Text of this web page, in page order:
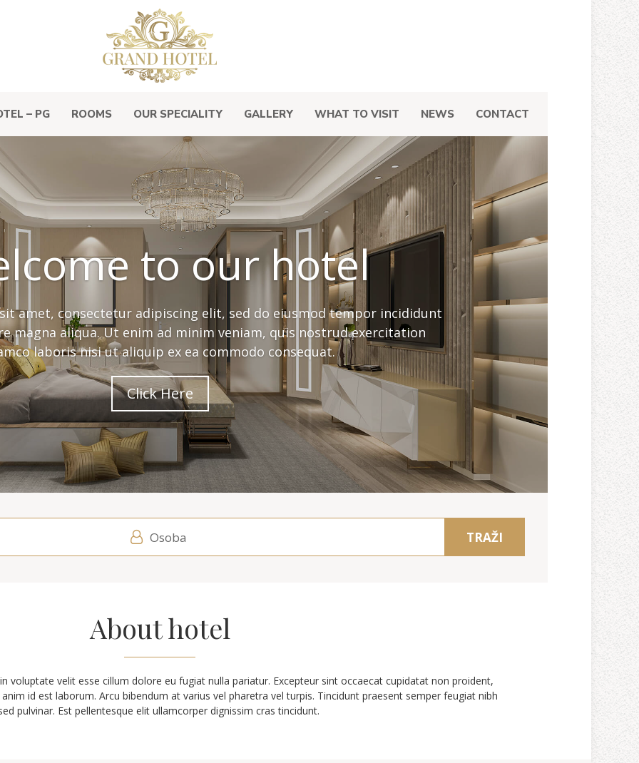
– PG ROOMS OUR SPECIALITY GALLERY WHAT TO VISIT NEWS CONTACT
to our hotel
amet, consectetur adipiscing elit, sed do eiusmod tempor incididunt
magna aliqua. Ut enim ad minim veniam, quis nostrud exercitation
laboris nisi ut aliquip ex ea commodo consequat.
Click Here
Osoba TRAŽI
About hotel
voluptate velit esse cillum dolore eu fugiat nulla pariatur. Excepteur sint occaecat cupidatat non proident,
id est laborum. Arcu bibendum at varius vel pharetra vel turpis. Tincidunt praesent semper feugiat nibh
pulvinar. Est pellentesque elit ullamcorper dignissim cras tincidunt.